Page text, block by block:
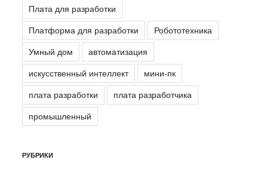
Плата для разработки
Платформа для разработки
Робототехника
Умный дом
автоматизация
искусственный интеллект
мини-пк
плата разработки
плата разработчика
промышленный
РУБРИКИ